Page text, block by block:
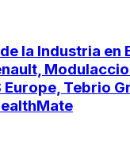
la Industria en
Europe, Tebrio